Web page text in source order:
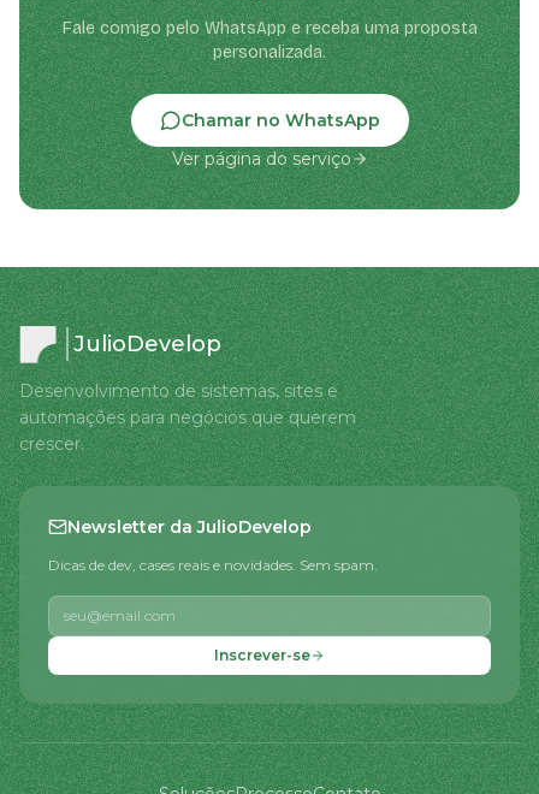
Fale comigo pelo WhatsApp e receba uma proposta
personalizada.
Chamar no WhatsApp
Ver página do serviço
JulioDevelop
Desenvolvimento de sistemas, sites e
automações para negócios que querem
crescer.
Newsletter da JulioDevelop
Dicas de dev, cases reais e novidades. Sem spam.
Inscrever-se